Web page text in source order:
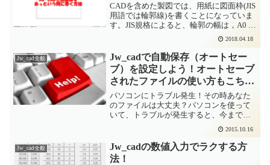
CADを含めた製図では、用紙に図面枠(JIS
用語では輪郭線)を書くことになっていま
す。JIS規格によると、輪郭の幅は，A0 及
び A1 サイズに対して最小 20mm，A2，
A3 及び A4 サイズに対して最小 10mmで
あることが望ましいと...
2018.04.18
Jw_cad全般
Jw_cadで自動保存（オートセー
ブ）を設定しよう！オートセーブ
されたファイルの使い方もこち
ら！
パソコンにトラブル発生！その時あなた
のファイルは大丈夫？パソコンを使って
いて、トラブルが発生すると、今まで行
っていた作業が全て無駄になってしまう
ことがあります。特に、ファイルを編集
している時にパソコンが動かなくなった
りすると悲惨・・・半日か...
2015.10.16
Jw_cad全般
Jw_cadの数値入力でラクする方
法！